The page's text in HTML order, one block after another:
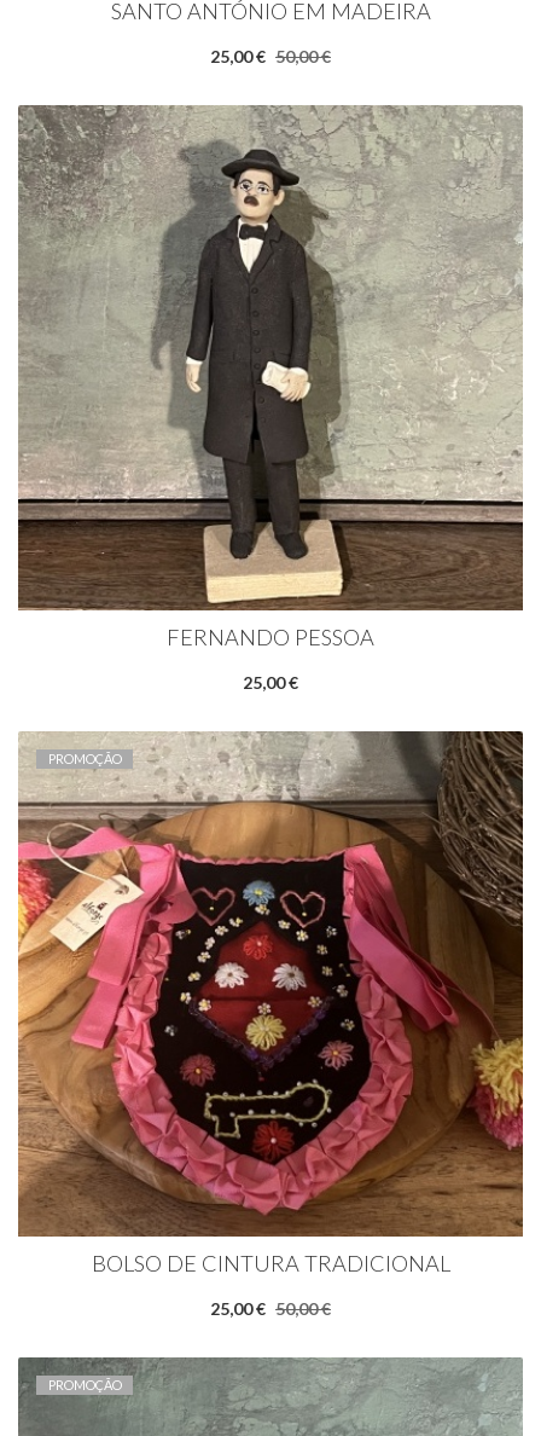
SANTO ANTÓNIO EM MADEIRA
25,00 € 50,00 €
FERNANDO PESSOA
25,00 €
PROMOÇÃO
BOLSO DE CINTURA TRADICIONAL
25,00 € 50,00 €
PROMOÇÃO